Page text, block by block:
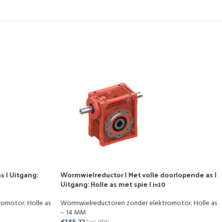
| Uitgang:
,Holle as
Wormwielreductor | Met volle doorlopende as |
Uitgang: Holle as met spie | i=10
Wormwielreductoren zonder elektromotor,Holle as
– 14 MM